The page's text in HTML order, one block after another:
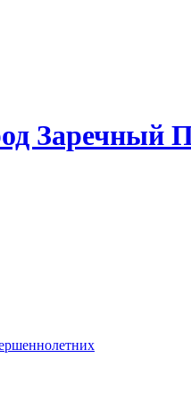
Заречный